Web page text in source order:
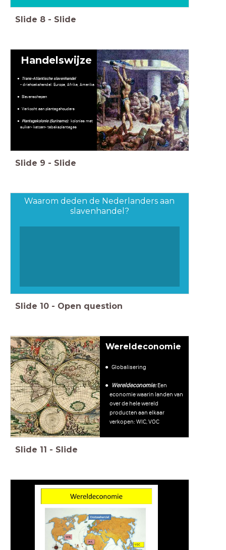
Slide 8 - Slide
Handelswijze
Trans-Atlantische slavenhandel
- driehoekshandel: Europa, Afrika, Amerika
Slavenschepen
Verkocht aan plantagehouders
Plantagekolonie (Suriname): kolonies met
suiker- katoen- tabaksplantages
Slide 9 - Slide
Waarom deden de Nederlanders aan
slavenhandel?
Slide 10 - Open question
Wereldeconomie
Globalisering
Wereldeconomie:Een
economie waarin landen van
over de hele wereld
producten aan elkaar
verkopen: WIC, VOC
Slide 11 - Slide